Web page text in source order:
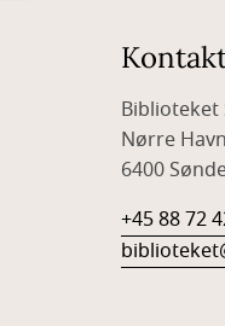
Nørre
6400
+45 88 72